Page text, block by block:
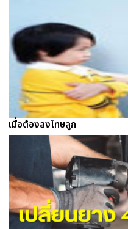
เมื่อต้องลงโทษลูก